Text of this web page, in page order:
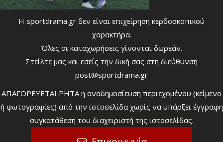
Η sportdrama.gr δεν είναι επιχείρηση κερδοσκοπικού
χαρακτήρα.
Όλες οι καταχωρήσεις γίνονται δωρεάν.
Στείλτε μας και εσείς την δική σας στη διεύθυνση
post@sportdrama.gr
ΑΠΑΓΟΡΕΥΕΤΑΙ ΡΗΤΑ η αναδημοσίευση περιεχομένου (κείμενο
ή φωτογραφίες) από την ιστοσελίδα χωρίς να υπάρξει έγγραφη
συγκατάθεση του διαχειριστή της ιστοσελίδας.